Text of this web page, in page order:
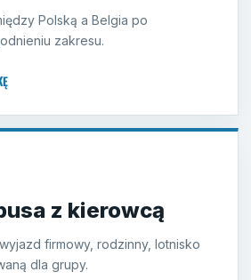
Polską a Belgia po
zakresu.
z kierowcą
firmowy, rodzinny, lotnisko
dla grupy.